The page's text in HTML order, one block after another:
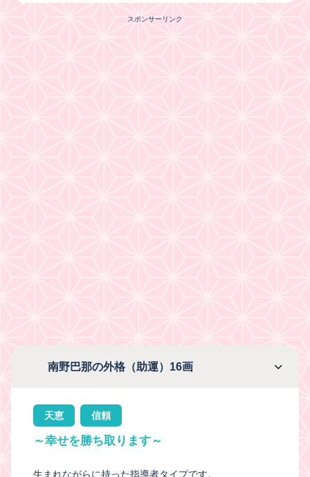
スポンサーリンク
南野巴那の外格（助運）16画
天恵 信頼
～幸せを勝ち取ります～
生まれながらに持った指導者タイプです。